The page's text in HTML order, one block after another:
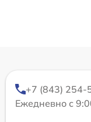
+7 (843) 254-
Ежедневно с